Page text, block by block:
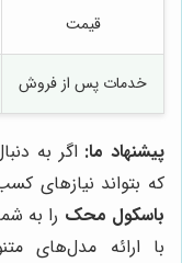
قیمت
خدمات پس از فروش
پیشنهاد ما: اگر به
که بتواند نیازهای
باسکول محک را به
با ارائه مدل‌های